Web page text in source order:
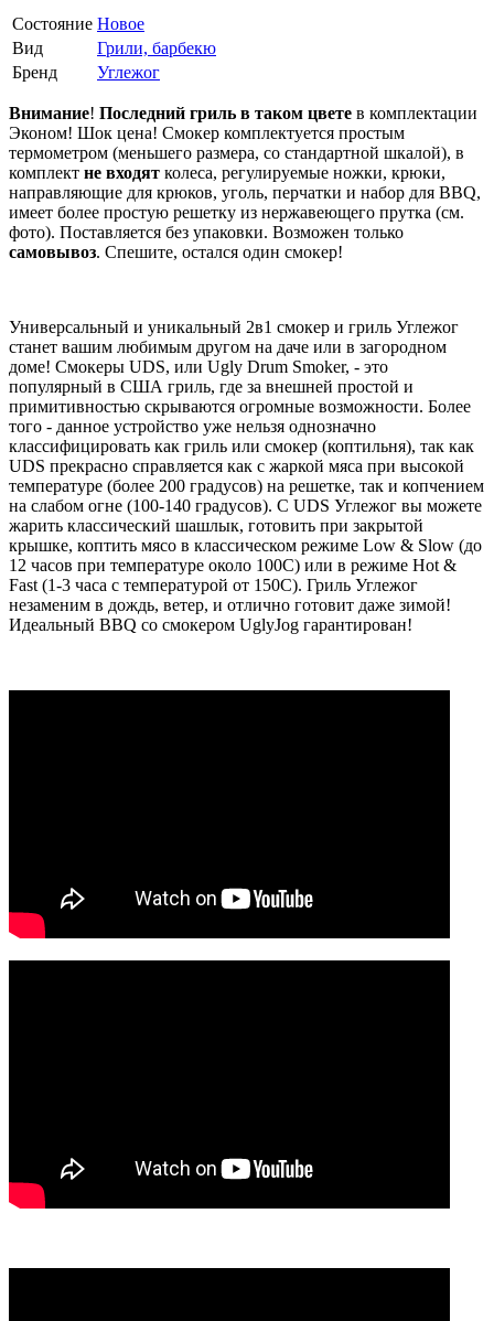
Состояние Новое
Вид
Грили, барбекю
Бренд
Углежог
Внимание! Последний гриль в таком цвете в комплектации
Эконом! Шок цена! Смокер комплектуется простым
термометром (меньшего размера, со стандартной шкалой), в
комплект не входят колеса, регулируемые ножки, крюки,
направляющие для крюков, уголь, перчатки и набор для BBQ,
имеет более простую решетку из нержавеющего прутка (см.
фото). Поставляется без упаковки. Возможен только
самовывоз. Спешите, остался один смокер!
Универсальный и уникальный 2в1 смокер и гриль Углежог
станет вашим любимым другом на даче или в загородном
доме! Смокеры UDS, или Ugly Drum Smoker, - это
популярный в США гриль, где за внешней простой и
примитивностью скрываются огромные возможности. Более
того - данное устройство уже нельзя однозначно
классифицировать как гриль или смокер (коптильня), так как
UDS прекрасно справляется как с жаркой мяса при высокой
температуре (более 200 градусов) на решетке, так и копчением
на слабом огне (100-140 градусов). С UDS Углежог вы можете
жарить классический шашлык, готовить при закрытой
крышке, коптить мясо в классическом режиме Low & Slow (до
12 часов при температуре около 100С) или в режиме Hot &
Fast (1-3 часа с температурой от 150С). Гриль Углежог
незаменим в дождь, ветер, и отлично готовит даже зимой!
Идеальный BBQ со смокером UglyJog гарантирован!